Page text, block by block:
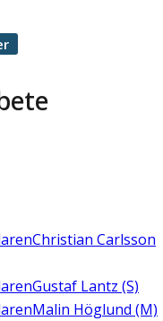
Christian Carlsson
Gustaf Lantz (S)
Malin Höglund (M)